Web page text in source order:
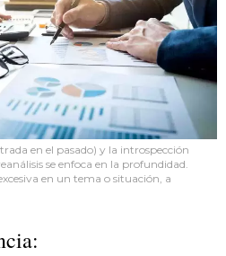
en el pasado) y la introspección
se enfoca en la profundidad.
en un tema o situación, a